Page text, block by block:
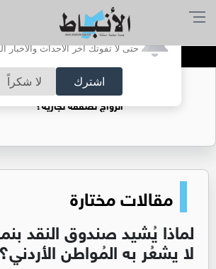
أترغب في تفعيل
حتى لا تفوتك آخر الأحداث والأخبار
اشترك لا شكراً
الحاجة خالدة
فتيات يستغللنه لتحقيق
الزواج لصفقة تجارية؟
مقالات مختارة
لماذا يُشيد صندوق النقد
لا يشعُر به المُواطن